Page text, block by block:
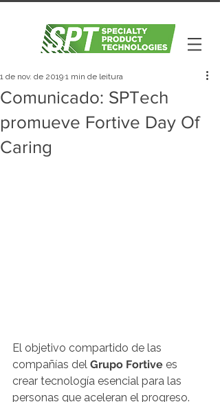
Comunicado: SPTech
promueve Fortive Day Of
Caring
1 de nov. de 2019 1 min de leitura
El objetivo compartido de las
compañías del Grupo Fortive es
crear tecnología esencial para las
personas que aceleran el progreso.